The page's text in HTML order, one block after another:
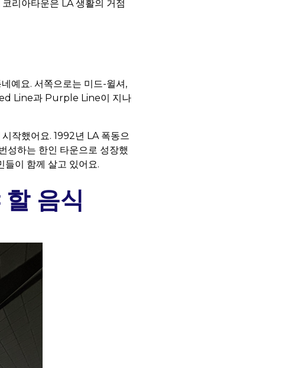
리아타운은 LA 생활의 거점
예요. 서쪽으로는 미드-윌셔,
Line과 Purple Line이 지나
작했어요. 1992년 LA 폭동으
성하는 한인 타운으로 성장했
들이 함께 살고 있어요.
음식